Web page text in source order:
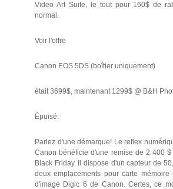
Video Art Suite, le tout pour 160$ de
normal.
Voir l'offre
Canon EOS 5DS (boîtier uniquement)
était 3699$, maintenant 1299$ @ B&H
Épuisé:
Parlez d'une démarque! Le reflex
Canon bénéficie d'une remise de 2 400 $
Black Friday. Il dispose d'un capteur de
deux emplacements pour carte mémoire
d'image Digic 6 de Canon. Certes, ce